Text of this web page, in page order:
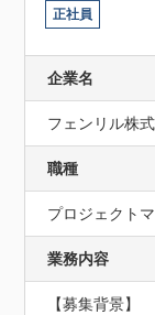
正社員
企業名
フェンリル株
職種
プロジェクト
業務内容
【募集背景】